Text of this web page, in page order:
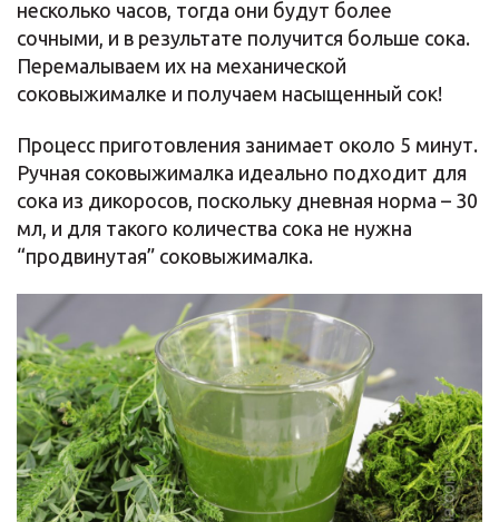
несколько часов, тогда они будут более
сочными, и в результате получится больше сока.
Перемалываем их на механической
соковыжималке и получаем насыщенный сок!
Процесс приготовления занимает около 5 минут.
Ручная соковыжималка идеально подходит для
сока из дикоросов, поскольку дневная норма – 30
мл, и для такого количества сока не нужна
“продвинутая” соковыжималка.